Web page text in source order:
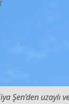
Şen’den uzaylı